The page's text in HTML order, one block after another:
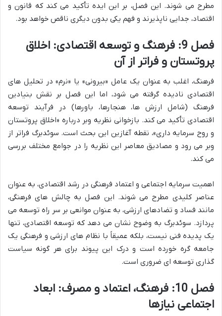
مطرح می شوند. این فصل، بر این ایده تأکید می کند که قانون و
اقتصاد، جدایی ناپذیرند و فهم یکی بدون دیگری ناقص خواهد بود.
فصل 9: فرهنگ و توسعه اقتصادی: اخلاق
پروتستان و فراتر از آن
فرهنگ، اغلب به عنوان یک عامل «بیرونی» یا «نرم» در تحلیل های
اقتصادی نادیده گرفته می شود، اما این فصل بر نقش بنیادین
فرهنگ (شامل ارزش ها، هنجارها، باورها) در فرآیند توسعه
اقتصادی تأکید می کند. بازخوانی نظریه وبر درباره «اخلاق پروتستان
و روح سرمایه داری»، نقطه آغازین این بحث است. سوئدبرگ فراتر از
وبر می رود و مصادیق معاصر این نظریه را در جوامع مختلف بررسی
می کند.
اهمیت سرمایه اجتماعی و اعتماد فرهنگی در رشد اقتصادی، به عنوان
عناصر کلیدی مطرح می شوند. این فصل به چالش های فرهنگی،
مانند فساد و تضادهای ارزشی، به عنوان موانعی بر سر راه توسعه می
پردازد. سوئدبرگ به وضوح نشان می دهد که توسعه اقتصادی، تنها
یک پدیده فنی نیست، بلکه عمیقاً با نظام های ارزشی و فرهنگی یک
جامعه گره خورده است و درک این پیوند برای هر گونه سیاست
گذاری توسعه ای ضروری است.
فصل 10: فرهنگ، اعتماد و مصرف: ابعاد
اجتماعی نیازها